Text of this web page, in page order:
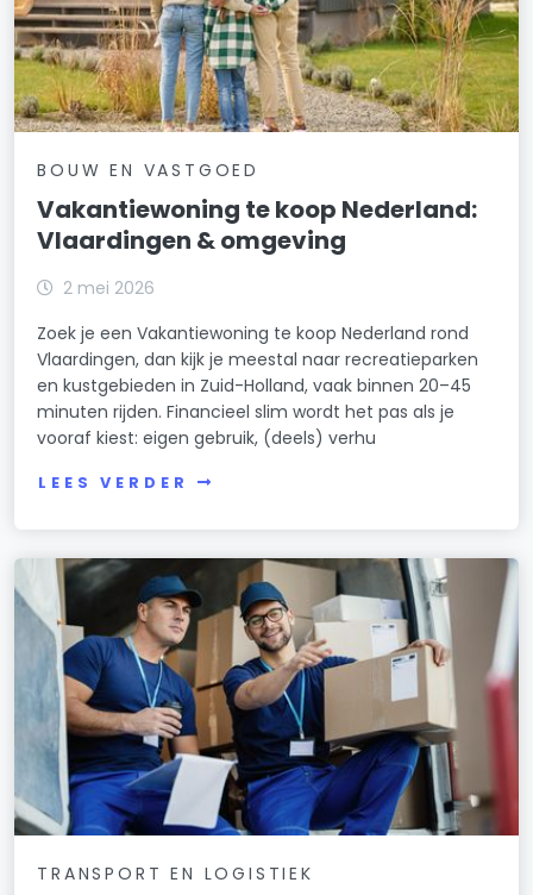
BOUW EN VASTGOED
Vakantiewoning te koop Nederland:
Vlaardingen & omgeving
2 mei 2026
Zoek je een Vakantiewoning te koop Nederland rond
Vlaardingen, dan kijk je meestal naar recreatieparken
en kustgebieden in Zuid-Holland, vaak binnen 20–45
minuten rijden. Financieel slim wordt het pas als je
vooraf kiest: eigen gebruik, (deels) verhu
LEES VERDER
TRANSPORT EN LOGISTIEK